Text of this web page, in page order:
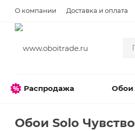
О компании Доставка и оплата
Распродажа Обои
Обои Solo Чувство